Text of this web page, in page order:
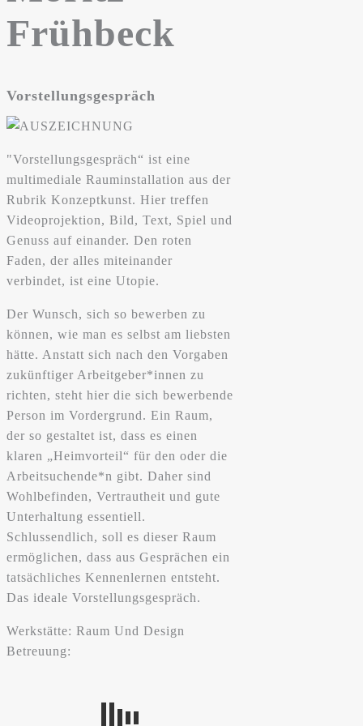
Frühbeck
Vorstellungsgespräch
"Vorstellungsgespräch“ ist eine
multimediale Rauminstallation aus der
Rubrik Konzeptkunst. Hier treffen
Videoprojektion, Bild, Text, Spiel und
Genuss auf einander. Den roten
Faden, der alles miteinander
verbindet, ist eine Utopie.
Der Wunsch, sich so bewerben zu
können, wie man es selbst am liebsten
hätte. Anstatt sich nach den Vorgaben
zukünftiger Arbeitgeber*innen zu
richten, steht hier die sich bewerbende
Person im Vordergrund. Ein Raum,
der so gestaltet ist, dass es einen
klaren „Heimvorteil“ für den oder die
Arbeitsuchende*n gibt. Daher sind
Wohlbefinden, Vertrautheit und gute
Unterhaltung essentiell.
Schlussendlich, soll es dieser Raum
ermöglichen, dass aus Gesprächen ein
tatsächliches Kennenlernen entsteht.
Das ideale Vorstellungsgespräch.
Werkstätte: Raum Und Design
Betreuung: